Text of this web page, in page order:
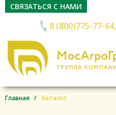
8 (800)775-77-64
СВЯЗАТЬСЯ С НАМИ
Главная Каталог